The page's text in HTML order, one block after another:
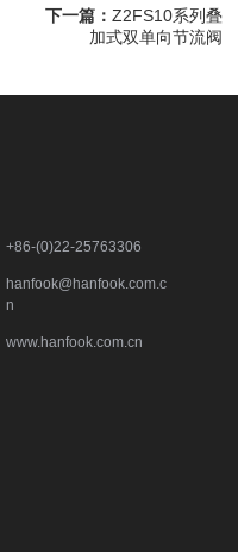
下一篇： Z2FS10系列叠
加式双单向节流阀
+86-(0)22-25763306
hanfook@hanfook.com.c
n
www.hanfook.com.cn